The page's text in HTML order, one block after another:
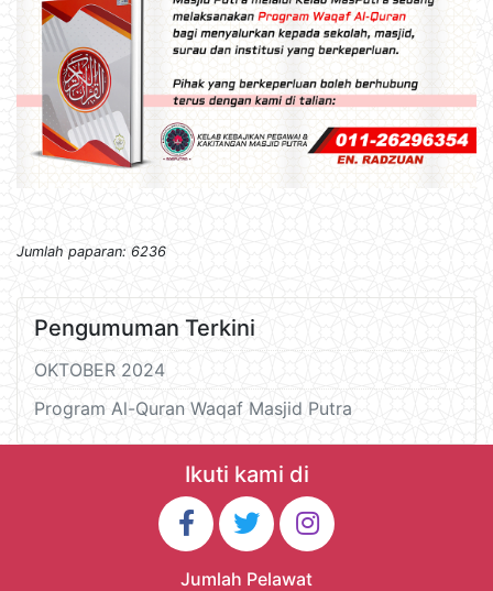
Jumlah paparan: 6236
Pengumuman Terkini
OKTOBER 2024
Program Al-Quran Waqaf Masjid Putra
Ikuti kami di
Jumlah Pelawat